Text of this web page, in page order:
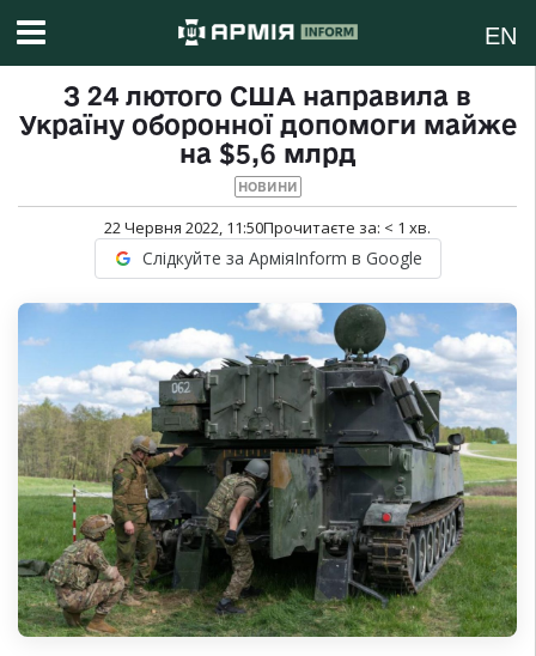
EN
З 24 лютого США направила в
Україну оборонної допомоги майже
на $5,6 млрд
НОВИНИ
22 Червня 2022, 11:50Прочитаєте за: < 1 хв.
Слідкуйте за АрміяInform в Google